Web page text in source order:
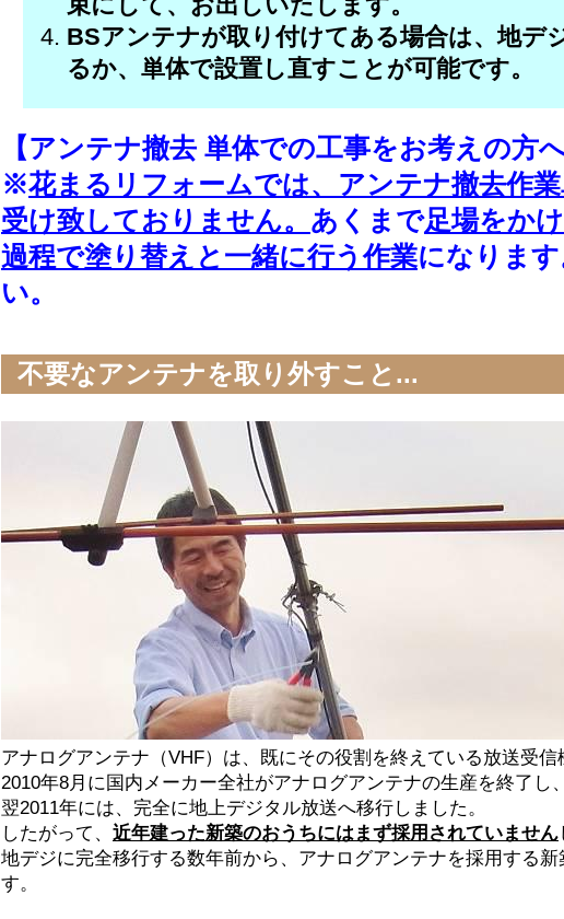
BSアンテナが取り付けてある場合は、地デ
るか、単体で設置し直すことが可能です。
【アンテナ撤去 単体での工事をお考えの方へ
※花まるリフォームでは、アンテナ撤去作
受け致しておりません。 あくまで足場をか
過程で塗り替えと一緒に行う作業になりま
い。
不要なアンテナを取り外すこと...
アナログアンテナ（VHF）は、既にその役割を終えている放送受信
2010年8月に 国内メーカー全社がアナログアンテナの生産を終了し、
翌2011年には、完全に地上デジタル放送へ移行しました。
したがって、 近年建った新築のおうちにはまず採用されていません
地デジに完全移行する数年前から、 アナログアンテナを採用する新
す。